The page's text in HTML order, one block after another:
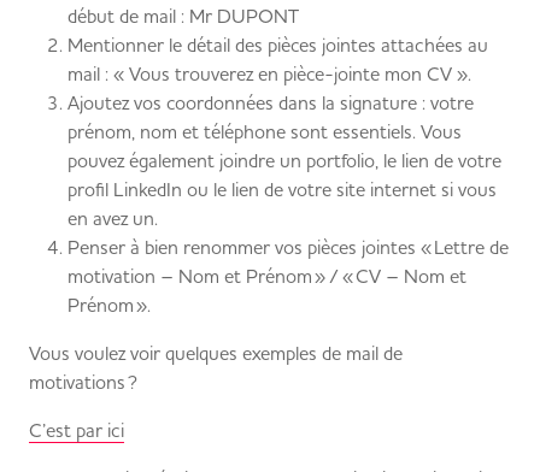
début de mail : Mr DUPONT
Mentionner le détail des pièces jointes attachées au
mail : « Vous trouverez en pièce-jointe mon CV ».
Ajoutez vos coordonnées dans la signature : votre
prénom, nom et téléphone sont essentiels. Vous
pouvez également joindre un portfolio, le lien de votre
profil LinkedIn ou le lien de votre site internet si vous
en avez un.
Penser à bien renommer vos pièces jointes « Lettre de
motivation – Nom et Prénom » / « CV – Nom et
Prénom ».
Vous voulez voir quelques exemples de mail de
motivations ?
C’est par ici